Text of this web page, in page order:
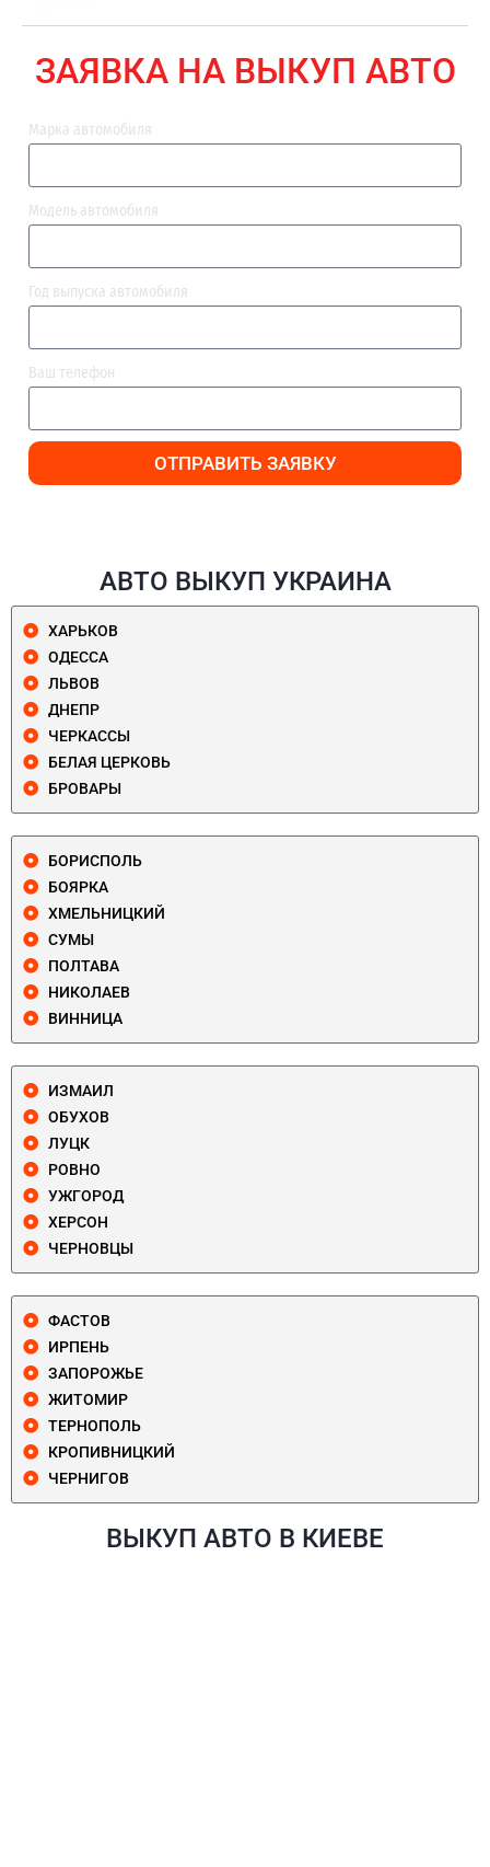
ЗАЯВКА НА ВЫКУП АВТО
Марка автомобиля
Модель автомобиля
Год выпуска автомобиля
Ваш телефон
ОТПРАВИТЬ ЗАЯВКУ
АВТО ВЫКУП УКРАИНА
ХАРЬКОВ
ОДЕССА
ЛЬВОВ
ДНЕПР
ЧЕРКАССЫ
БЕЛАЯ ЦЕРКОВЬ
БРОВАРЫ
БОРИСПОЛЬ
БОЯРКА
ХМЕЛЬНИЦКИЙ
СУМЫ
ПОЛТАВА
НИКОЛАЕВ
ВИННИЦА
ИЗМАИЛ
ОБУХОВ
ЛУЦК
РОВНО
УЖГОРОД
ХЕРСОН
ЧЕРНОВЦЫ
ФАСТОВ
ИРПЕНЬ
ЗАПОРОЖЬЕ
ЖИТОМИР
ТЕРНОПОЛЬ
КРОПИВНИЦКИЙ
ЧЕРНИГОВ
ВЫКУП АВТО В КИЕВЕ